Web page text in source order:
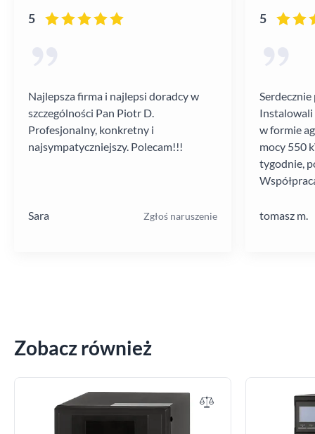
5
Najlepsza firma i najlepsi doradcy w
szczególności Pan Piotr D.
Profesjonalny, konkretny i
najsympatyczniejszy. Polecam!!!
Sara Zgłoś naruszenie
5
Instalowali
w formie
mocy 550
tygodnie,
tomasz m.
Zobacz również